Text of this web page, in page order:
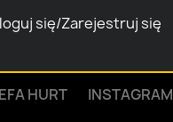
się/Zarejestruj się
HURT INSTAGRAM